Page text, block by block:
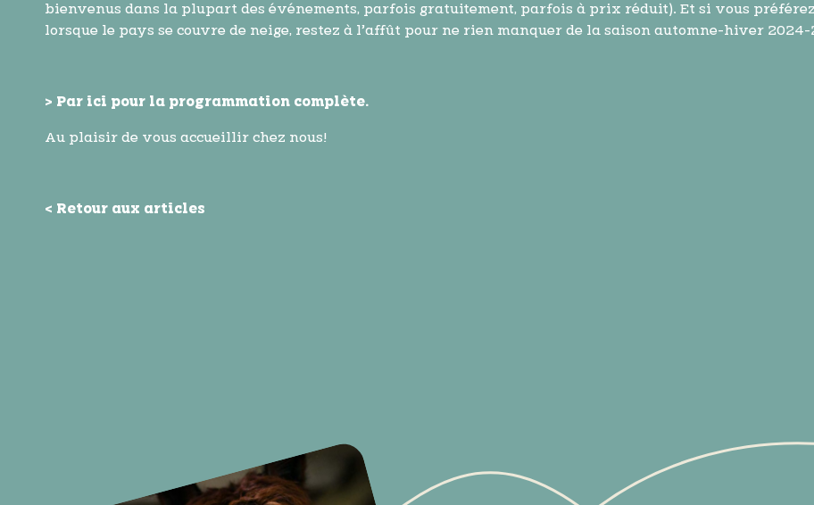
bienvenus dans la plupart des événements, parfois gratuitement, parfois à prix réduit). Et si vous
lorsque le pays se couvre de neige, restez à l’affût pour ne rien manquer de la saison automne-hiver 2024-
> Par ici pour la programmation complète.
Au plaisir de vous accueillir chez nous!
< Retour aux articles